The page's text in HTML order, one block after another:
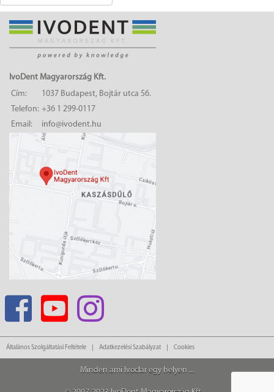
IvoDent Magyarország Kft.
Cím:
1037 Budapest, Bojtár utca 56.
Telefon: +36 1 299-0117
Email:
info@ivodent.hu
Általános Szolgáltatási Feltétele Adatkezelési Szabályzat Cookies
Minden ami Ivoclar egy helyen ...